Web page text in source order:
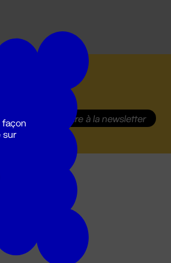
S'inscrire à la newsletter
sur